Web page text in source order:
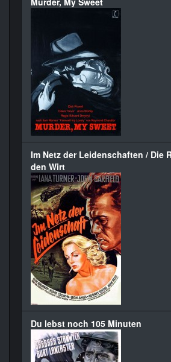
Im Netz der Leidenschaften / Die
den Wirt
Du lebst noch 105 Minuten